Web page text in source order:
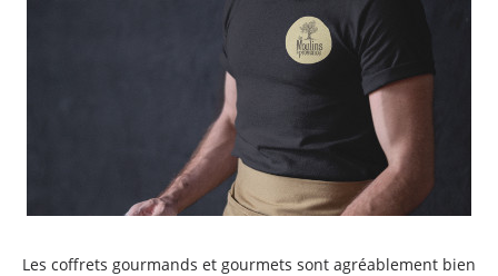
Les coffrets gourmands et gourmets sont agréablement bien